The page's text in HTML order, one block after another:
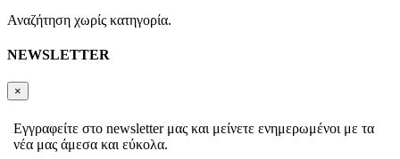
Αναζήτηση χωρίς κατηγορία.
NEWSLETTER
×
Εγγραφείτε στο newsletter μας και μείνετε ενημερωμένοι με τα
νέα μας άμεσα και εύκολα.